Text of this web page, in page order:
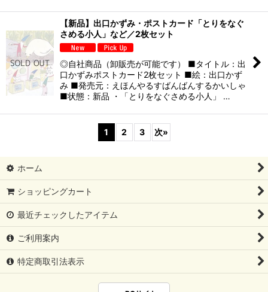
【新品】出口かずみ・ポストカード「とりをなぐ
さめる小人」など／2枚セット
◎自社商品（卸販売が可能です） ■タイトル：出
口かずみポストカード2枚セット ■絵：出口かず
み ■発売元：えほんやるすばんばんするかいしゃ
■状態：新品 ・「とりをなぐさめる小人」 …
1 2 3 次»
ホーム
ショッピングカート
最近チェックしたアイテム
ご利用案内
特定商取引法表示